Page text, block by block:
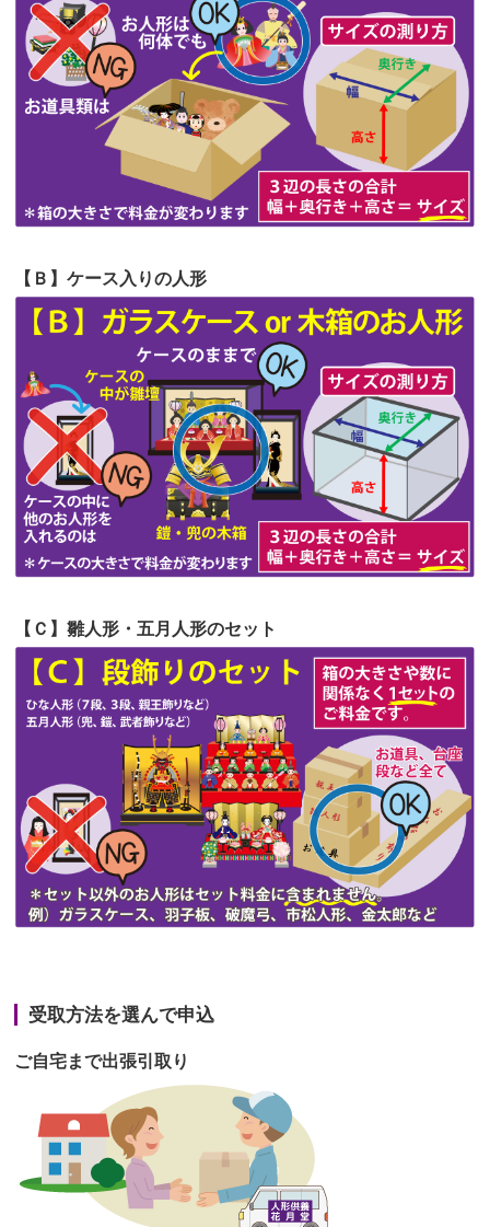
見つけまし...
第62回人形供養祭令和5年6月21日(水)
第61回人形供養祭 令和5年5月19日(金)
第60回人形供養祭令和5年3月28日(火)
第59回人形供養祭 令和5年2月10日(金)
第58回人形供養祭令和5年12月21日(水)
第56回人形供養祭 令和4年10月19日(水)
第55回人形供養祭令和4年9月8日(木)
第54回人形供養祭令和4年8月1日(月)
第53回人形供養祭令和4年7月1日(金)
第52回人形供養祭令和4年5月17日(火)
第51回人形供養祭令和4年4月18日(月)
第50回人形供養祭令和4年3月15日(火)
第49回人形供養祭令和4年1月17日(月)
第48回人形供養祭令和3年12月3日(金)
第47回人形供養祭 令和3年10月11日(月)
第46回人形供養祭 令和3年9月13日(月)
第45回人形供養祭令和3年7月12日(月)
第44回人形供養祭令和3年6月3日(木)
第43回人形供養祭令和3年4月23日(金)
第39回人形供養祭令和2年10月22日(木)
第38回人形供養祭 令和2年8月26日(水)
第37回人形供養祭 令和2年6月8日(月)
【Ｂ】ケース入りの人形
【Ｃ】雛人形・五月人形のセット
受取方法を選んで申込
ご自宅まで出張引取り